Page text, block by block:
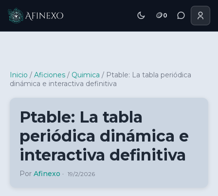
Inicio Afinexo 🪙0
Inicio / Aficiones / Quimica / Ptable: La tabla periódica
dinámica e interactiva definitiva
Ptable: La tabla
periódica dinámica e
interactiva definitiva
Por Afinexo · 19/2/2026